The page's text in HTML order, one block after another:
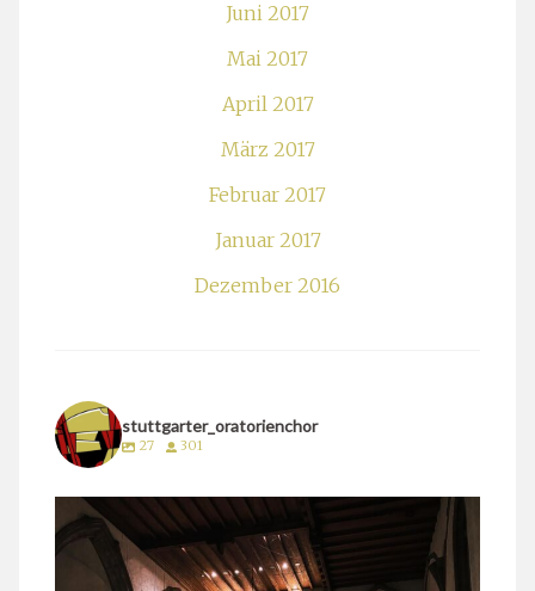
Juni 2017
Mai 2017
April 2017
März 2017
Februar 2017
Januar 2017
Dezember 2016
stuttgarter_oratorienchor
27 301
stuttgarter_oratorienchor
März 24